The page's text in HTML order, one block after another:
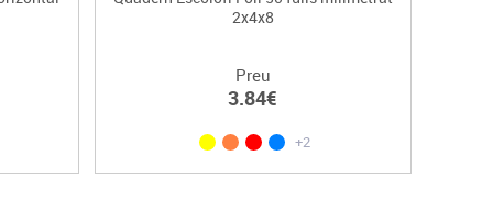
2x4x8
Preu
3.84€
+2